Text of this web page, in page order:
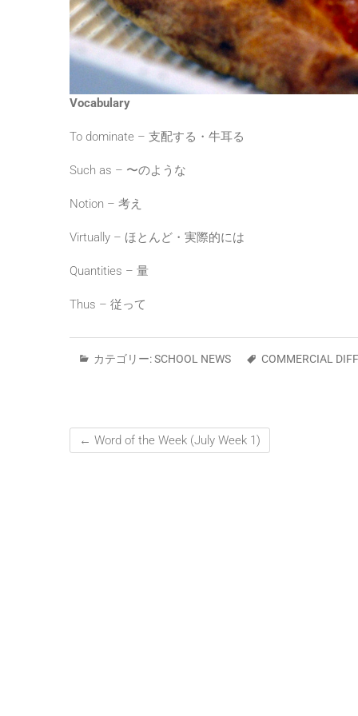
Vocabulary
To dominate – 支配する・牛耳る
Such as – 〜のような
Notion – 考え
Virtually – ほとんど・実際的には
Quantities – 量
Thus – 従って
カテゴリー:SCHOOL NEWS COMMERCIAL
← Word of the Week (July Week 1)